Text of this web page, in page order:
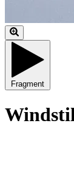
Fragment